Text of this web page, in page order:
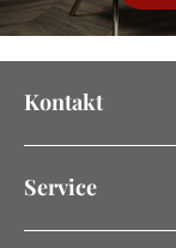
Kontakt
Service